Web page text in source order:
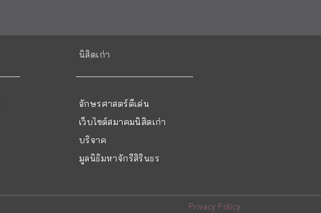
นิสิตเก่า
อักษรศาสตร์ดีเด่น
เว็บไซต์สมาคมนิสิตเก่า
บริจาค
มูลนิธิมหาจักรีสิรินธร
Privacy Policy